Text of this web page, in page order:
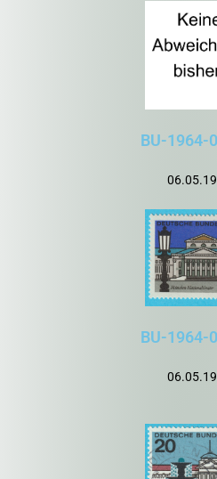
BU-1964-
BU-1964-